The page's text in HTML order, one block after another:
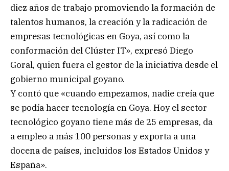
diez años de trabajo promoviendo la formación de
talentos humanos, la creación y la radicación de
empresas tecnológicas en Goya, así como la
conformación del Clúster IT», expresó Diego
Goral, quien fuera el gestor de la iniciativa desde el
gobierno municipal goyano.
Y contó que «cuando empezamos, nadie creía que
se podía hacer tecnología en Goya. Hoy el sector
tecnológico goyano tiene más de 25 empresas, da
a empleo a más 100 personas y exporta a una
docena de países, incluidos los Estados Unidos y
España».